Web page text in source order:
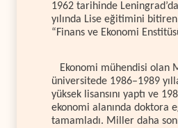
1962 tarihinde Leningrad’da
yılında Lise eğitimini
“Finans ve Ekonomi
Ekonomi mühendisi olan
üniversitede 1986–1989
yüksek lisansını yaptı ve
ekonomi alanında doktora
tamamladı. Miller daha